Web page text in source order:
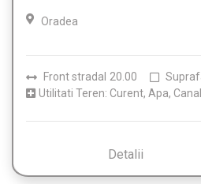
Oradea
Front stradal 20.00
Utilitati Teren: Curent, Apa,
Detalii